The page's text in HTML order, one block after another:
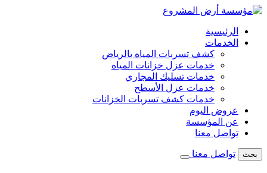
تخطى
المحتوىالرئيسية
الخدمات
كشف تسربات المياه بالرياض
خدمات عزل خزانات المياه
خدمات تسليك المجاري
خدمات عزل الأسطح
خدمات كشف تسربات الخزانات
عروض اليوم
عن المؤسسة
تواصل معنا
بحث تواصل معنا